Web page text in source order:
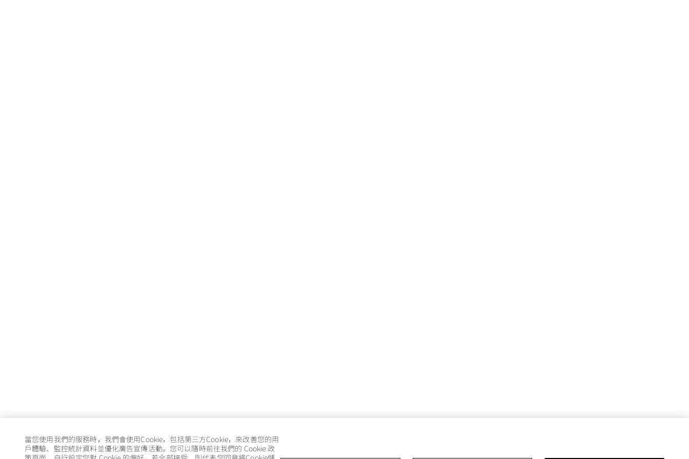
當您使用我們的服務時，我們會使用Cookie，包括第三方Cookie，來改善您的用
戶體驗、監控統計資料並優化廣告宣傳活動。您可以隨時前往我們的 Cookie 政